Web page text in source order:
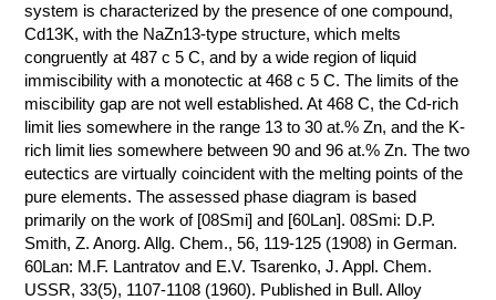
ХИМИЯ НА
ПРОИЗВОДСТВЕ
И ХИМИЧЕСКАЯ
ТЕХНОЛОГИЯ
КОНТАКТЫ
system is characterized by the presence of one compound,
Cd13K, with the NaZn13-type structure, which melts
congruently at 487 с 5 C, and by a wide region of liquid
immiscibility with a monotectic at 468 с 5 C. The limits of the
miscibility gap are not well established. At 468 C, the Cd-rich
limit lies somewhere in the range 13 to 30 at.% Zn, and the K-
rich limit lies somewhere between 90 and 96 at.% Zn. The two
eutectics are virtually coincident with the melting points of the
pure elements. The assessed phase diagram is based
primarily on the work of [08Smi] and [60Lan]. 08Smi: D.P.
Smith, Z. Anorg. Allg. Chem., 56, 119-125 (1908) in German.
60Lan: M.F. Lantratov and E.V. Tsarenko, J. Appl. Chem.
USSR, 33(5), 1107-1108 (1960). Published in Bull. Alloy